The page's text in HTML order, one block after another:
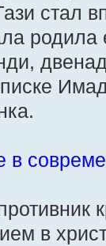
стал
родила
в
в